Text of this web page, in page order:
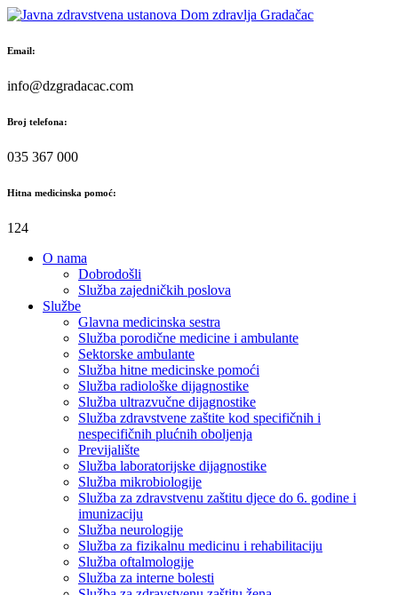
Skip
content
Email:
info@dzgradacac.com
Broj telefona:
035 367 000
Hitna medicinska pomoć:
124
O nama
Dobrodošli
Služba zajedničkih poslova
Službe
Glavna medicinska sestra
Služba porodične medicine i ambulante
Sektorske ambulante
Služba hitne medicinske pomoći
Služba radiološke dijagnostike
Služba ultrazvučne dijagnostike
Služba zdravstvene zaštite kod specifičnih i
nespecifičnih plućnih oboljenja
Previjalište
Služba laboratorijske dijagnostike
Služba mikrobiologije
Služba za zdravstvenu zaštitu djece do 6. godine i
imunizaciju
Služba neurologije
Služba za fizikalnu medicinu i rehabilitaciju
Služba oftalmologije
Služba za interne bolesti